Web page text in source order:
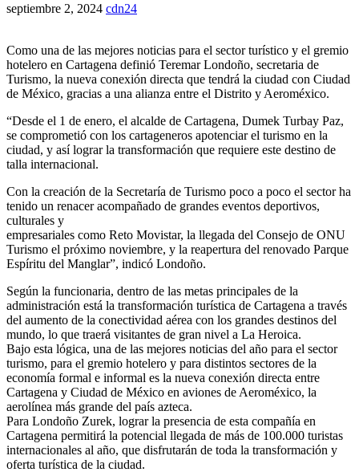
septiembre 2, 2024 cdn24
Como una de las mejores noticias para el sector turístico y el gremio
hotelero en Cartagena definió Teremar Londoño, secretaria de
Turismo, la nueva conexión directa que tendrá la ciudad con Ciudad
de México, gracias a una alianza entre el Distrito y Aeroméxico.
“Desde el 1 de enero, el alcalde de Cartagena, Dumek Turbay Paz,
se comprometió con los cartageneros apotenciar el turismo en la
ciudad, y así lograr la transformación que requiere este destino de
talla internacional.
Con la creación de la Secretaría de Turismo poco a poco el sector ha
tenido un renacer acompañado de grandes eventos deportivos,
culturales y
empresariales como Reto Movistar, la llegada del Consejo de ONU
Turismo el próximo noviembre, y la reapertura del renovado Parque
Espíritu del Manglar”, indicó Londoño.
Según la funcionaria, dentro de las metas principales de la
administración está la transformación turística de Cartagena a través
del aumento de la conectividad aérea con los grandes destinos del
mundo, lo que traerá visitantes de gran nivel a La Heroica.
Bajo esta lógica, una de las mejores noticias del año para el sector
turismo, para el gremio hotelero y para distintos sectores de la
economía formal e informal es la nueva conexión directa entre
Cartagena y Ciudad de México en aviones de Aeroméxico, la
aerolínea más grande del país azteca.
Para Londoño Zurek, lograr la presencia de esta compañía en
Cartagena permitirá la potencial llegada de más de 100.000 turistas
internacionales al año, que disfrutarán de toda la transformación y
oferta turística de la ciudad.